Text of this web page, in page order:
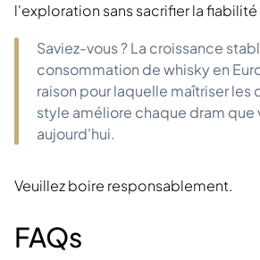
l'exploration sans sacrifier la
Saviez-vous ? La croissance
consommation de whisky en
raison pour laquelle maîtriser les
style améliore chaque dram que
aujourd'hui.
Veuillez boire responsablement.
FAQs